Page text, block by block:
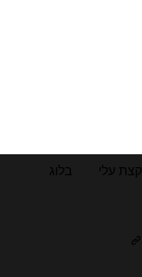
קצת עלי
בלוג